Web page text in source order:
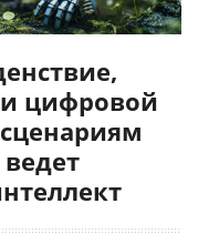
цифровой